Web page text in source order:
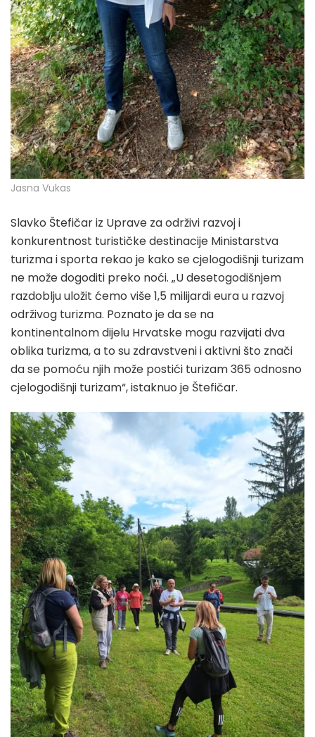
Jasna Vukas
Slavko Štefičar iz Uprave za održivi razvoj i
konkurentnost turističke destinacije Ministarstva
turizma i sporta rekao je kako se cjelogodišnji turizam
ne može dogoditi preko noći. „U desetogodišnjem
razdoblju uložit ćemo više 1,5 milijardi eura u razvoj
održivog turizma. Poznato je da se na
kontinentalnom dijelu Hrvatske mogu razvijati dva
oblika turizma, a to su zdravstveni i aktivni što znači
da se pomoću njih može postići turizam 365 odnosno
cjelogodišnji turizam“, istaknuo je Štefičar.